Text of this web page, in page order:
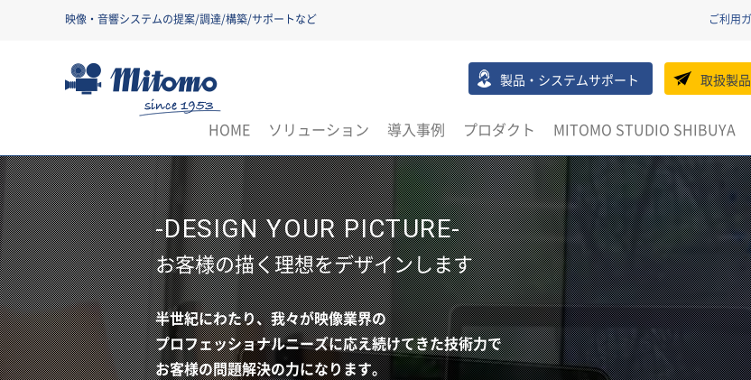
映像・音響システムの提案/調達/構築/サポートなど ご利用
製品・システムサポート 取扱製
HOME ソリューション 導入事例 プロダクト MITOMO STUDIO SHIBUYA
-DESIGN YOUR PICTURE-
お客様の描く理想をデザインします
半世紀にわたり、我々が映像業界の
プロフェッショナルニーズに応え続けてきた技術力で
お客様の問題解決の力になります。